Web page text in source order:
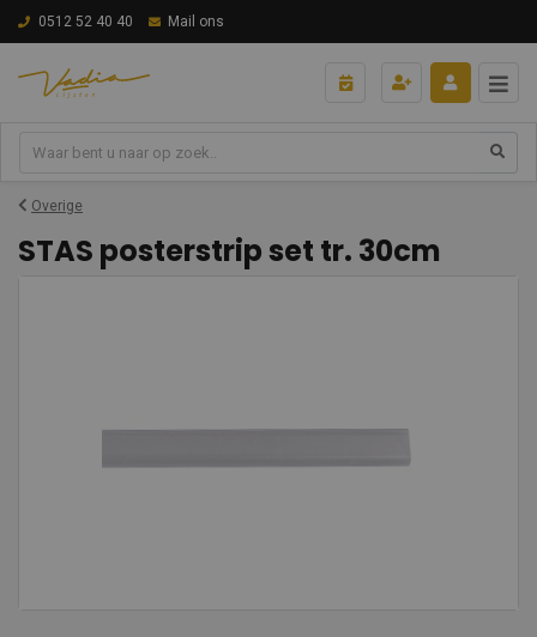
0512 52 40 40 Mail ons
Overige
STAS posterstrip set tr. 30cm